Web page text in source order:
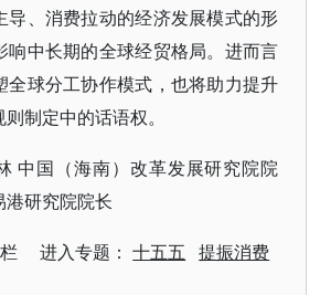
导、消费拉动的经济发展模式的形
响中长期的全球经贸格局。进而言
全球分工协作模式，也将助力提升
制定中的话语权。
中国（海南）改革发展研究院院
研究院院长
栏 进入专题：十五五 提振消费